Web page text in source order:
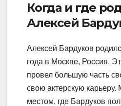
Когда и где
Алексей
Алексей Бардуков
года в Москве, Россия.
провел большую часть
свою актерскую карьеру.
местом, где Бардуков